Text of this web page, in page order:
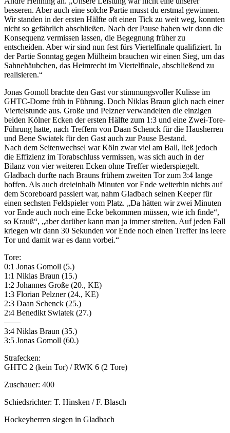
besseren. Aber auch eine solche Partie musst du erstmal gewinnen.
Wir standen in der ersten Hälfte oft einen Tick zu weit weg, konnten
nicht so gefährlich abschließen. Nach der Pause haben wir dann die
Konsequenz vermissen lassen, die Begegnung früher zu
entscheiden. Aber wir sind nun fest fürs Viertelfinale qualifiziert. In
der Partie Sonntag gegen Mülheim brauchen wir einen Sieg, um das
Sahnehäubchen, das Heimrecht im Viertelfinale, abschließend zu
realisieren.“
Jonas Gomoll brachte den Gast vor stimmungsvoller Kulisse im
GHTC-Dome früh in Führung. Doch Niklas Braun glich nach einer
Viertelstunde aus. Große und Pelzner verwandelten die einzigen
beiden Kölner Ecken der ersten Hälfte zum 1:3 und eine Zwei-Tore-
Führung hatte, nach Treffern von Daan Schenck für die Hausherren
und Bene Swiatek für den Gast auch zur Pause Bestand.
Nach dem Seitenwechsel war Köln zwar viel am Ball, ließ jedoch
die Effizienz im Torabschluss vermissen, was sich auch in der
Bilanz von vier weiteren Ecken ohne Treffer wiederspiegelt.
Gladbach durfte nach Brauns frühem zweiten Tor zum 3:4 lange
hoffen. Als auch dreieinhalb Minuten vor Ende weiterhin nichts auf
dem Scoreboard passiert war, nahm Gladbach seinen Keeper für
einen sechsten Feldspieler vom Platz. „Da hätten wir zwei Minuten
vor Ende auch noch eine Ecke bekommen müssen, wie ich finde“,
so Krauß“, „aber darüber kann man ja immer streiten. Auf jeden Fall
kriegen wir dann 30 Sekunden vor Ende noch einen Treffer ins leere
Tor und damit war es dann vorbei.“
Tore:
0:1 Jonas Gomoll (5.)
1:1 Niklas Braun (15.)
1:2 Johannes Große (20., KE)
1:3 Florian Pelzner (24., KE)
2:3 Daan Schenck (25.)
2:4 Benedikt Swiatek (27.)
——
3:4 Niklas Braun (35.)
3:5 Jonas Gomoll (60.)
Strafecken:
GHTC 2 (kein Tor) / RWK 6 (2 Tore)
Zuschauer: 400
Schiedsrichter: T. Hinsken / F. Blasch
Hockeyherren siegen in Gladbach